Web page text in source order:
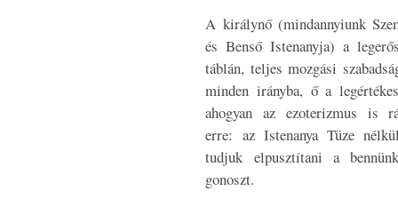
A királynő (mindannyiunk
és Benső Istenanyja) a
táblán, teljes mozgási
minden irányba, ő a
ahogyan az ezoterizmus is
erre: az Istenanya Tüze
tudjuk elpusztítani a
gonoszt.